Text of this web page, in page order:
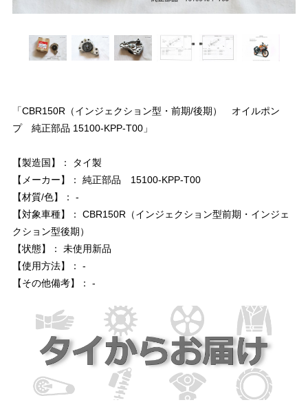
「CBR150R（インジェクション型・前期/後期） オイルポン
プ 純正部品 15100-KPP-T00」
【製造国】： タイ製
【メーカー】： 純正部品 15100-KPP-T00
【材質/色】： -
【対象車種】： CBR150R（インジェクション型前期・インジェ
クション型後期）
【状態】： 未使用新品
【使用方法】： -
【その他備考】： -